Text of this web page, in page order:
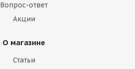
Вопрос-ответ
Акции
О магазине
Статьи